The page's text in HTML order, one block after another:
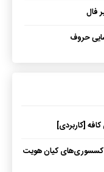
اکسسوری‌های کیان هویت